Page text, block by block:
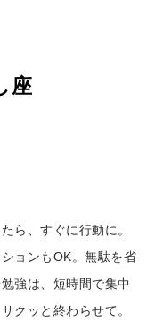
座
ら、すぐに行動に。
ョンもOK。無駄を省
強は、短時間で集中
クッと終わらせて。